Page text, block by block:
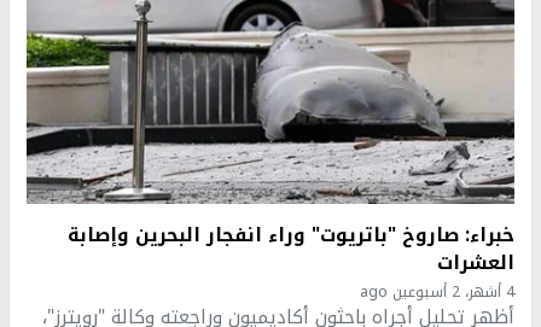
خبراء: صاروخ "باتريوت" وراء انفجار البحرين وإصابة
العشرات
4 أشهر، 2 أسبوعين ago
أظهر تحليل أجراه باحثون أكاديميون وراجعته وكالة "رويترز"،